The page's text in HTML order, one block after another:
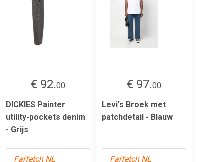
€ 92.00
DICKIES Painter
utility-pockets denim
- Grijs
Farfetch NL
€ 97.00
Levi's Broek met
patchdetail - Blauw
Farfetch NL